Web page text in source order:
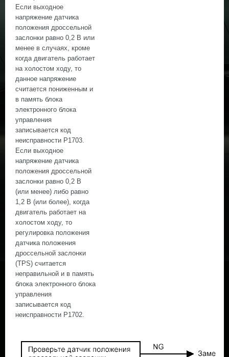
Если выходное
напряжение датчика
положения дроссельной
заслонки равно 0,2 В или
менее в случаях, кроме
когда двигатель работает
на холостом ходу, то
данное напряжение
считается пониженным и
в память блока
электронного блока
управления
записывается код
неисправности Р1703.
Если выходное
напряжение датчика
положения дроссельной
заслонки равно 0,2 В
(или менее) либо равно
1,2 В (или более), когда
двигатель работает на
холостом ходу, то
регулировка положения
датчика положения
дроссельной заслонки
(TPS) считается
неправильной и в память
блока электронного блока
управления
записывается код
неисправности Р1702.